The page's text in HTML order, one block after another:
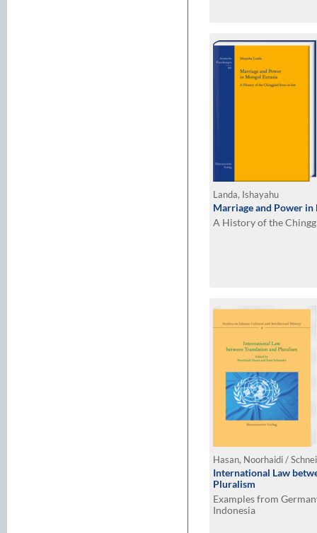
Landa, Ishayahu
Marriage and Power in
A History of the
Hasan, Noorhaidi /
International Law
Pluralism
Examples from
Indonesia